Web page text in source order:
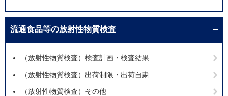
流通食品等の放射性物質検査
（放射性物質検査）検査計画・検査結果
（放射性物質検査）出荷制限・出荷自粛
（放射性物質検査）その他